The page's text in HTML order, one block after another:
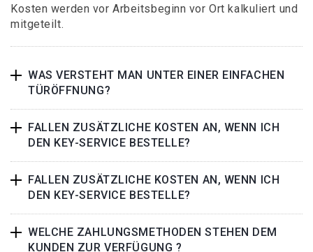
Kosten werden vor Arbeitsbeginn vor Ort kalkuliert und
mitgeteilt.
WAS VERSTEHT MAN UNTER EINER EINFACHEN
TÜRÖFFNUNG?
FALLEN ZUSÄTZLICHE KOSTEN AN, WENN ICH
DEN KEY-SERVICE BESTELLE?
FALLEN ZUSÄTZLICHE KOSTEN AN, WENN ICH
DEN KEY-SERVICE BESTELLE?
WELCHE ZAHLUNGSMETHODEN STEHEN DEM
KUNDEN ZUR VERFÜGUNG ?